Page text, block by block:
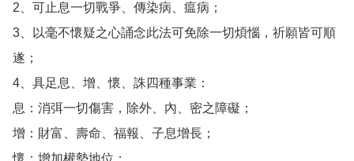
2、可止息一切戰爭、傳染病、瘟病；
3、以毫不懷疑之心誦念此法可免除一切煩惱，祈願皆可順
遂；
4、具足息、增、懷、誅四種事業：
息：消弭一切傷害，除外、內、密之障礙；
增：財富、壽命、福報、子息增長；